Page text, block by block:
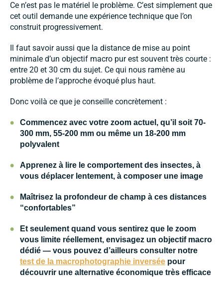
Ce n’est pas le matériel le problème. C’est simplement que
cet outil demande une expérience technique que l’on
construit progressivement.
Il faut savoir aussi que la distance de mise au point
minimale d’un objectif macro pur est souvent très courte :
entre 20 et 30 cm du sujet. Ce qui nous ramène au
problème de l’approche évoqué plus haut.
Donc voilà ce que je conseille concrètement :
• Commencez avec votre zoom actuel , qu’il soit 70-
300 mm, 55-200 mm ou même un 18-200 mm
polyvalent
•
Apprenez à lire le comportement des insectes, à
vous déplacer lentement, à composer une image
•
Maîtrisez la profondeur de champ à ces distances
“confortables”
•
Et seulement quand vous sentirez que le zoom
vous limite réellement, envisagez un objectif macro
dédié — vous pouvez d’ailleurs consulter notre
test de la macrophotographie inversée pour
découvrir une alternative économique très efficace